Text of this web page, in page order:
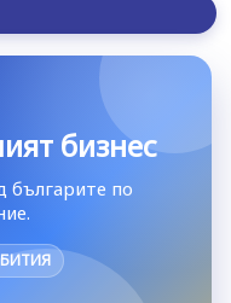
бизнес
българите по